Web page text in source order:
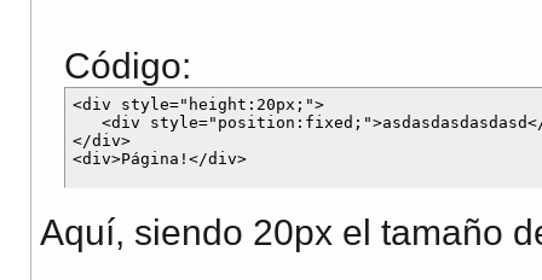
Código:
<div style="height:20px;">
<div
</div>
Aquí, siendo 20px el tamaño